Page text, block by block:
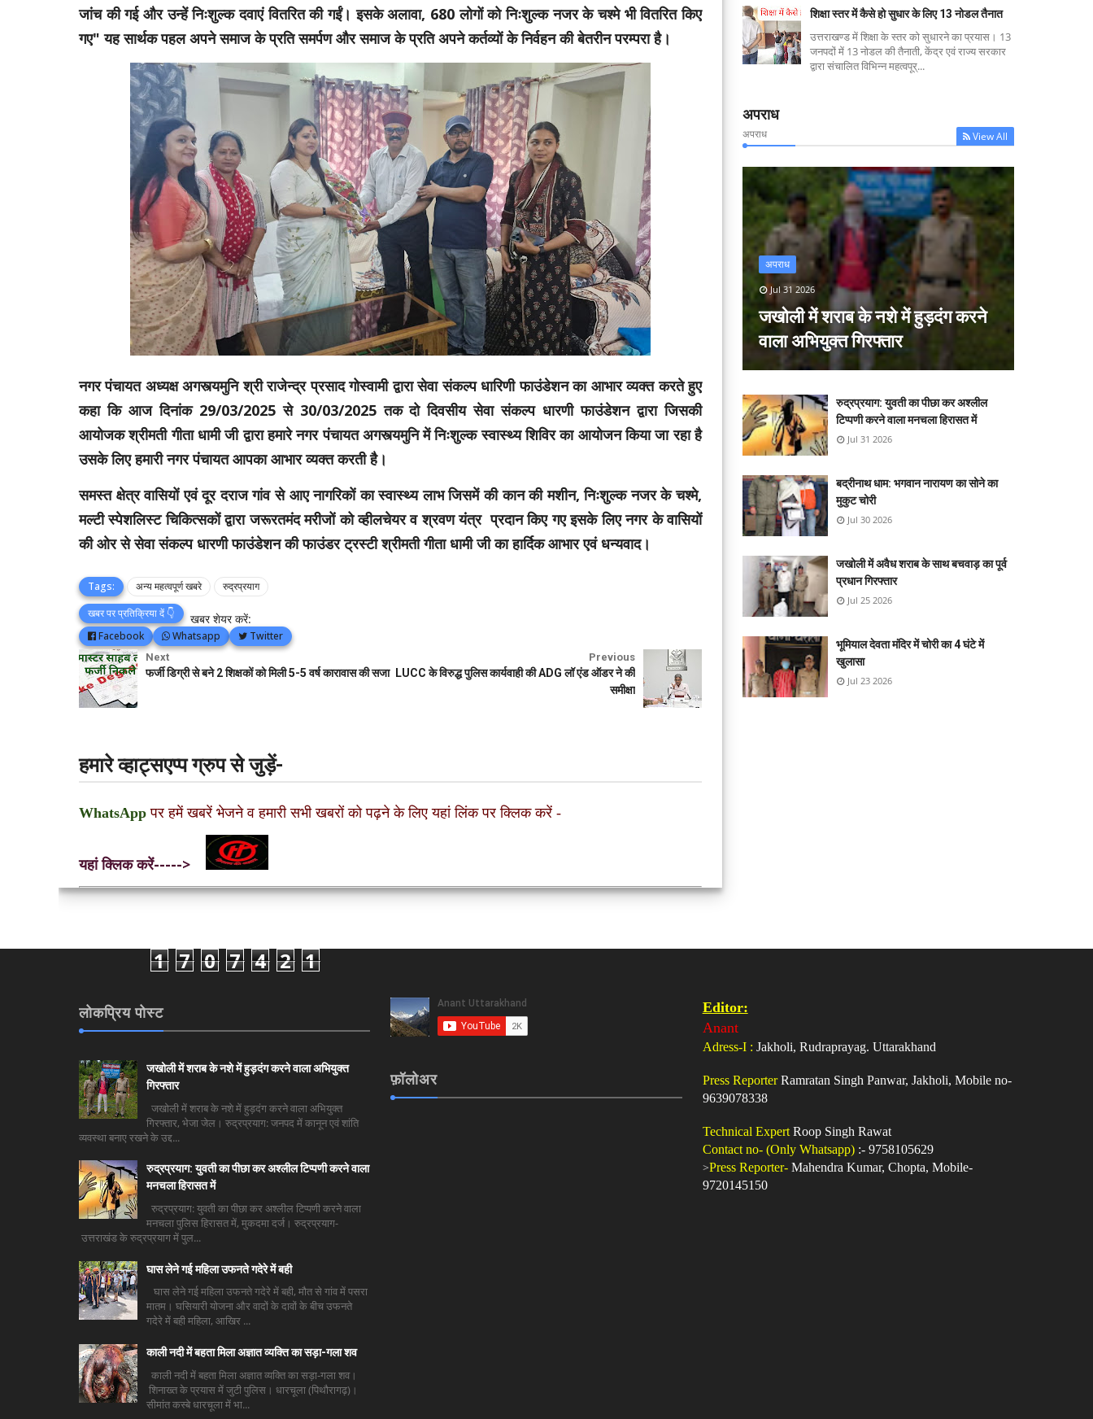
जांच की गई और उन्हें निःशुल्क दवाएं वितरित की गईं। इसके अलावा, 680 लोगों को निःशुल्क नजर के चश्मे भी वितरित किए
गए" यह सार्थक पहल अपने समाज के प्रति समर्पण और समाज के प्रति अपने कर्तव्यों के निर्वहन की बेतरीन परम्परा है।
नगर पंचायत अध्यक्ष अगस्त्यमुनि श्री राजेन्द्र प्रसाद गोस्वामी द्वारा सेवा संकल्प धारिणी फाउंडेशन का आभार व्यक्त करते हुए
कहा कि आज दिनांक 29/03/2025 से 30/03/2025 तक दो दिवसीय सेवा संकल्प धारणी फाउंडेशन द्वारा जिसकी
आयोजक श्रीमती गीता धामी जी द्वारा हमारे नगर पंचायत अगस्त्यमुनि में निःशुल्क स्वास्थ्य शिविर का आयोजन किया जा रहा है
उसके लिए हमारी नगर पंचायत आपका आभार व्यक्त करती है।
समस्त क्षेत्र वासियों एवं दूर दराज गांव से आए नागरिकों का स्वास्थ्य लाभ जिसमें की कान की मशीन, निःशुल्क नजर के चश्मे,
मल्टी स्पेशलिस्ट चिकित्सकों द्वारा जरूरतमंद मरीजों को व्हीलचेयर व श्रवण यंत्र प्रदान किए गए इसके लिए नगर के वासियों
की ओर से सेवा संकल्प धारणी फाउंडेशन की फाउंडर ट्रस्टी श्रीमती गीता धामी जी का हार्दिक आभार एवं धन्यवाद।
Tags: अन्य महत्वपूर्ण खबरे
रुद्रप्रयाग
खबर पर प्रतिक्रिया दें 👇
खबर शेयर करें:
Facebook Whatsapp Twitter
Next
फर्जी डिग्री से बने 2 शिक्षकों को मिली 5-5 वर्ष कारावास की सजा
Previous
LUCC के विरुद्ध पुलिस कार्यवाही की ADG लॉ एंड ऑडर ने की
समीक्षा
हमारे व्हाट्सएप्प ग्रुप से जुड़ें-
WhatsApp पर हमें खबरें भेजने व हमारी सभी खबरों को पढ़ने के लिए यहां लिंक पर क्लिक करें -
यहां क्लिक करें----->
शिक्षा स्तर में कैसे हो सुधार के लिए 13 नोडल तैनात
उत्तराखण्ड में शिक्षा के स्तर को सुधारने का प्रयास। 13
जनपदों में 13 नोडल की तैनाती, केंद्र एवं राज्य सरकार
द्वारा संचालित विभिन्न महत्वपूर्...
अपराध
अपराध View All
अपराध
Jul 31 2026
जखोली में शराब के नशे में हुड़दंग करने
वाला अभियुक्त गिरफ्तार
रुद्रप्रयाग: युवती का पीछा कर अश्लील
टिप्पणी करने वाला मनचला हिरासत में
Jul 31 2026
बद्रीनाथ धाम: भगवान नारायण का सोने का
मुकुट चोरी
Jul 30 2026
जखोली में अवैध शराब के साथ बचवाड़ का पूर्व
प्रधान गिरफ्तार
Jul 25 2026
भूमियाल देवता मंदिर में चोरी का 4 घंटे में
खुलासा
Jul 23 2026
1 7 0 7 4 2 1
लोकप्रिय पोस्ट
जखोली में शराब के नशे में हुड़दंग करने वाला अभियुक्त
गिरफ्तार
जखोली में शराब के नशे में हुड़दंग करने वाला अभियुक्त
गिरफ्तार, भेजा जेल। रुद्रप्रयाग: जनपद में कानून एवं शांति
व्यवस्था बनाए रखने के उद्द...
रुद्रप्रयाग: युवती का पीछा कर अश्लील टिप्पणी करने वाला
मनचला हिरासत में
रुद्रप्रयाग: युवती का पीछा कर अश्लील टिप्पणी करने वाला
मनचला पुलिस हिरासत में, मुकदमा दर्ज। रुद्रप्रयाग-
उत्तराखंड के रुद्रप्रयाग में पुल...
घास लेने गई महिला उफनते गदेरे में बही
घास लेने गई महिला उफनते गदेरे में बही, मौत से गांव में पसरा
मातम। घसियारी योजना और वादों के दावों के बीच उफनते
गदेरे में बही महिला, आखिर ...
काली नदी में बहता मिला अज्ञात व्यक्ति का सड़ा-गला शव
काली नदी में बहता मिला अज्ञात व्यक्ति का सड़ा-गला शव।
शिनाख्त के प्रयास में जुटी पुलिस। धारचूला (पिथौरागढ़)।
सीमांत कस्बे धारचूला में भा...
फ़ॉलोअर
Editor:
Anant
Adress-I : Jakholi, Rudraprayag. Uttarakhand
Press ReporterRamratan Singh Panwar, Jakholi, Mobile no-
9639078338
Technical ExpertRoop Singh Rawat
Contact no- (Only Whatsapp) :- 9758105629
>Press Reporter-Mahendra Kumar, Chopta, Mobile-
9720145150